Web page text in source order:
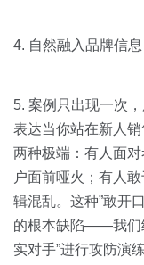
房地产
金融
按角色
销售人员
销售管理
资源中心
白皮书
销售会话
关于我们
4. 自然融入品牌信
5. 案例只出现一次
表达当你站在新人
两种极端：有人面
户面前哑火；有人
辑混乱。这种”敢开
的根本缺陷——我们
实对手”进行攻防演练